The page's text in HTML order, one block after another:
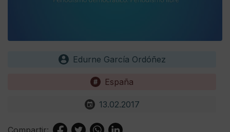
Edurne García Ordóñez
España
13.02.2017
Compartir: